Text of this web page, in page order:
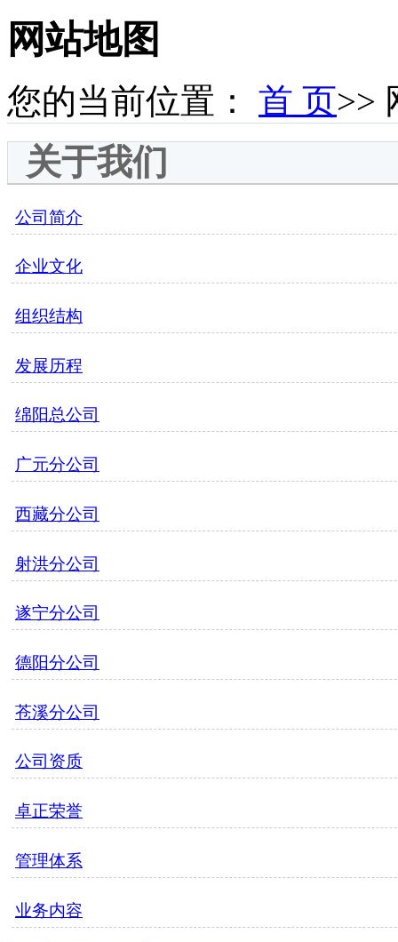
网站地图
您的当前位置： 首 页>>
关于我们
公司简介
企业文化
组织结构
发展历程
绵阳总公司
广元分公司
西藏分公司
射洪分公司
遂宁分公司
德阳分公司
苍溪分公司
公司资质
卓正荣誉
管理体系
业务内容